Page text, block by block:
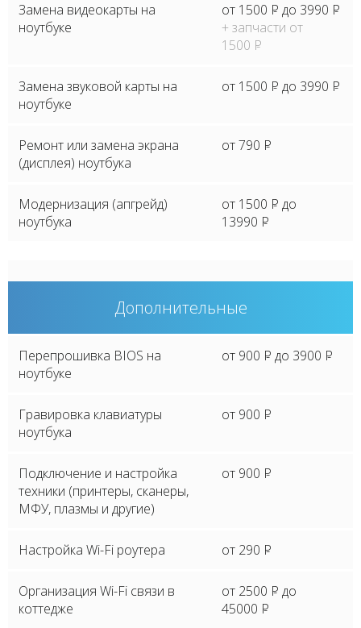
Замена видеокарты на
ноутбуке
от 1500 P до 3990 P
+ запчасти от
1500 P
Замена звуковой карты на
ноутбуке
от 1500 P до 3990 P
Ремонт или замена экрана
(дисплея) ноутбука
от 790 P
Модернизация (апгрейд)
ноутбука
от 1500 P до
13990 P
Дополнительные
Перепрошивка BIOS на
ноутбуке
от 900 P до 3900 P
Гравировка клавиатуры
ноутбука
от 900 P
Подключение и настройка
техники (принтеры, сканеры,
МФУ, плазмы и другие)
от 900 P
Настройка Wi-Fi роутера от 290 P
Организация Wi-Fi связи в
коттедже
от 2500 P до
45000 P